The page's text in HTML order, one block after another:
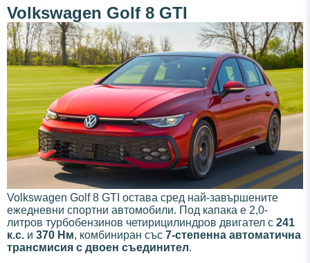
Volkswagen Golf 8 GTI
Volkswagen Golf 8 GTI остава сред най-завършените
ежедневни спортни автомобили. Под капака е 2,0-
литров турбобензинов четирицилиндров двигател с 241
к.с. и 370 Нм, комбиниран със 7-степенна автоматична
трансмисия с двоен съединител.